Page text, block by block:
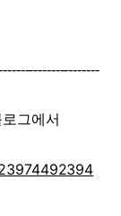
그에서